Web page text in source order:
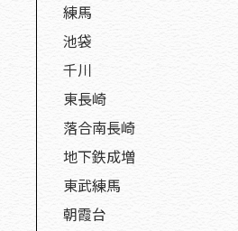
練馬
池袋
千川
東長崎
落合南長崎
地下鉄成増
東武練馬
朝霞台